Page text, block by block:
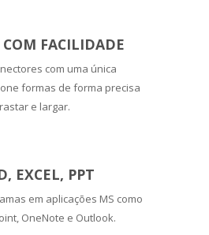
FACILIDADE
com uma única
formas de forma precisa
e largar.
EXCEL, PPT
em aplicações MS como
OneNote e Outlook.